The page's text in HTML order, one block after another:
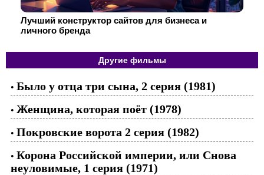
Лучший конструктор сайтов для бизнеса и
личного бренда
Другие фильмы
• Было у отца три сына, 2 серия (1981)
• Женщина, которая поёт (1978)
• Покровские ворота 2 серия (1982)
• Корона Российской империи, или Снова
неуловимые, 1 серия (1971)